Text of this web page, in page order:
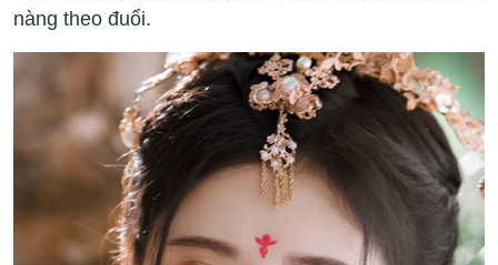
nàng theo đuổi.